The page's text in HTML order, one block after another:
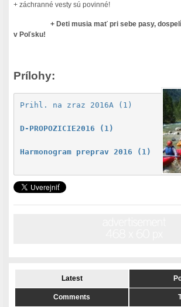
+ záchranné vesty sú povinné!
+ Deti musia mať pri sebe pasy, dospelí
v Poľsku!
Prílohy:
Prihl. na zraz 2016A (1)
D-PROPOZICIE2016 (1)
Harmonogram preprav 2016 (1)
Latest
Comments